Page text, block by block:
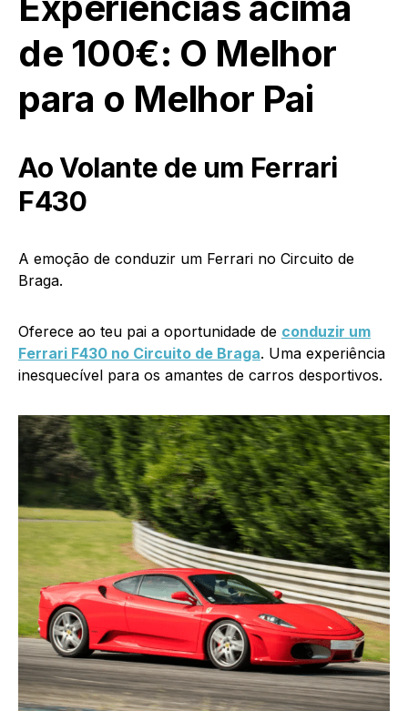
de 100€: O Melhor
para o Melhor Pai
Ao Volante de um Ferrari
F430
A emoção de conduzir um Ferrari no Circuito de
Braga.
Oferece ao teu pai a oportunidade de conduzir um
Ferrari F430 no Circuito de Braga. Uma experiência
inesquecível para os amantes de carros desportivos.